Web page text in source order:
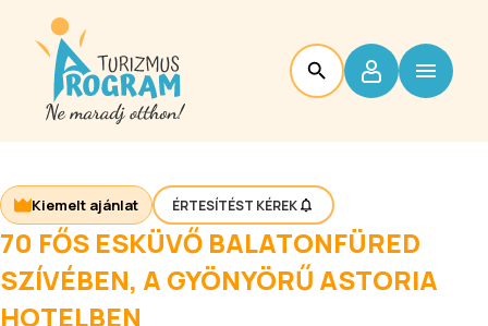
Kiemelt ajánlat ÉRTESÍTÉST KÉREK
70 FŐS ESKÜVŐ BALATONFÜRED
SZÍVÉBEN, A GYÖNYÖRŰ ASTORIA
HOTELBEN